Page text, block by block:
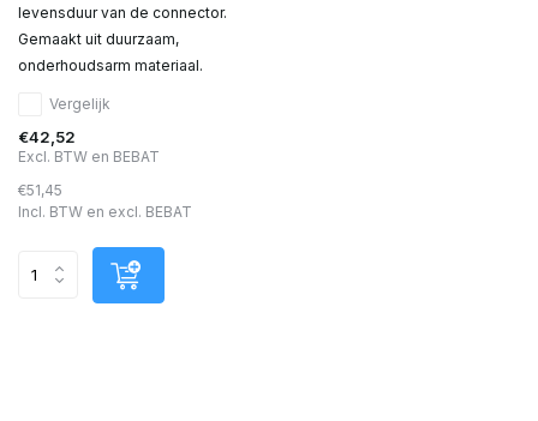
levensduur van de connector.
Gemaakt uit duurzaam,
onderhoudsarm materiaal.
Vergelijk
€42,52
Excl. BTW en BEBAT
€51,45
Incl. BTW en excl. BEBAT